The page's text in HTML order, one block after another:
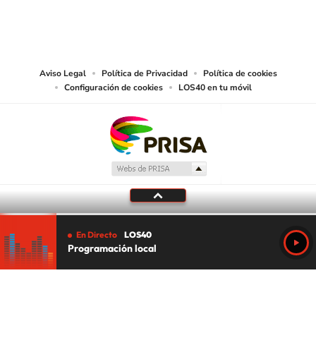
Aviso Legal Política de Privacidad
Política de cookies
Configuración de cookies
LOS40 en tu móvil
En Directo LOS40
Programación local